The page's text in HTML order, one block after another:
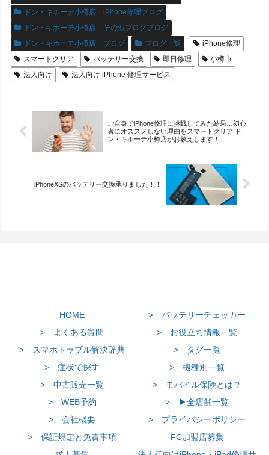
ドン・キホーテ小樽店 iPhone修理ブログ
ドン・キホーテ小樽店 その他ブログブログ
ドン・キホーテ小樽店 ブログ
ブログ一覧
iPhone修理
スマートクリア
バッテリー交換 即日修理
小樽市
法人向け
法人向け iPhone 修理サービス
ご自身でiPhone修理に挑戦してみた結果…初心
者にオススメしない理由をスマートクリア ド
ン・キホーテ小樽店がお教えします！
iPhoneXSのバッテリー交換承りました！！
HOME
> バッテリーチェッカー
> よくある質問
> お役立ち情報一覧
> スマホトラブル解決辞典
> タグ一覧
> 症状で探す
> 機種別一覧
> 中古販売一覧
> モバイル保険とは？
> WEB予約
> ▶全店舗一覧
> 会社概要
> プライバシーポリシー
> 保証規定と免責事項
FC加盟店募集